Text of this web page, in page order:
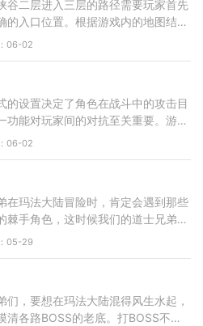
谷二层进入三层的路径需要玩家首先
的入口位置。根据游戏内的地图结
峡谷二层存在多个连接点，但并非所
06-02
的设置决定了角色在战斗中的攻击目
功能对玩家间的对抗至关重要。游戏
通常设有菜单按键，点击后会显示多
06-02
在玛法大陆冒险时，肯定会遇到那些
棘手角色，这时候我们的道士兄弟就
场了。虽然道士的施毒术种类不少，
05-29
们，要想在玛法大陆混得风生水起，
清各路BOSS的老底。打BOSS不光